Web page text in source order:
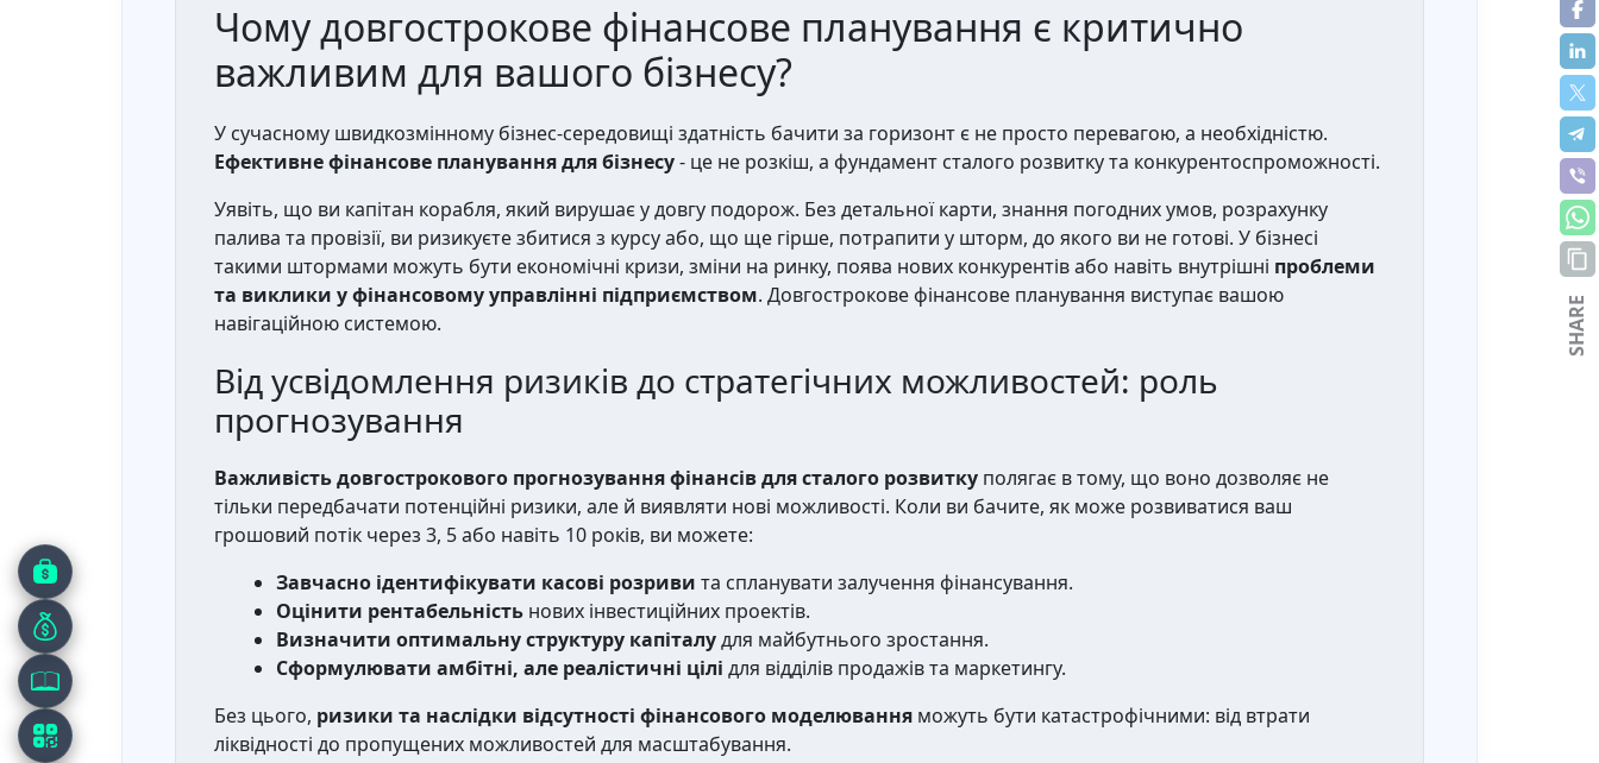
Чому довгострокове фінансове планування є критично
важливим для вашого бізнесу?
У сучасному швидкозмінному бізнес-середовищі здатність бачити за горизонт є не просто перевагою, а необхідністю.
Ефективне фінансове планування для бізнесу- це не розкіш, а фундамент сталого розвитку та конкурентоспроможності.
Уявіть, що ви капітан корабля, який вирушає у довгу подорож. Без детальної карти, знання погодних умов, розрахунку
палива та провізії, ви ризикуєте збитися з курсу або, що ще гірше, потрапити у шторм, до якого ви не готові. У бізнесі
такими штормами можуть бути економічні кризи, зміни на ринку, поява нових конкурентів або навіть внутрішні проблеми
та виклики у фінансовому управлінні підприємством. Довгострокове фінансове планування виступає вашою
навігаційною системою.
Від усвідомлення ризиків до стратегічних можливостей: роль
прогнозування
Важливість довгострокового прогнозування фінансів для сталого розвитку полягає в тому, що воно дозволяє не
тільки передбачати потенційні ризики, але й виявляти нові можливості. Коли ви бачите, як може розвиватися ваш
грошовий потік через 3, 5 або навіть 10 років, ви можете:
Завчасно ідентифікувати касові розриви та спланувати залучення фінансування.
Оцінити рентабельність нових інвестиційних проектів.
Визначити оптимальну структуру капіталудля майбутнього зростання.
Сформулювати амбітні, але реалістичні цілі для відділів продажів та маркетингу.
Без цього, ризики та наслідки відсутності фінансового моделювання можуть бути катастрофічними: від втрати
ліквідності до пропущених можливостей для масштабування.
SHARE